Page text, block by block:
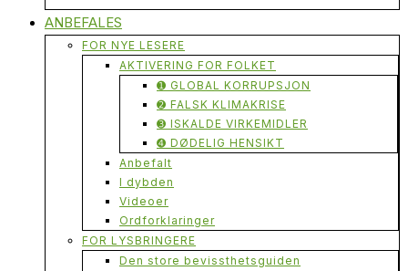
ANBEFALES
FOR NYE LESERE
AKTIVERING FOR FOLKET
➊ GLOBAL KORRUPSJON
➋ FALSK KLIMAKRISE
➌ ISKALDE VIRKEMIDLER
➍ DØDELIG HENSIKT
Anbefalt
I dybden
Videoer
Ordforklaringer
FOR LYSBRINGERE
Den store bevissthetsguiden